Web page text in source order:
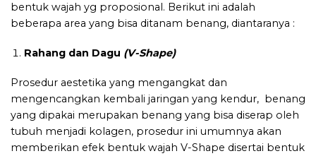
bentuk wajah yg proposional. Berikut ini adalah
beberapa area yang bisa ditanam benang, diantaranya :
Rahang dan Dagu (V-Shape)
Prosedur aestetika yang mengangkat dan
mengencangkan kembali jaringan yang kendur, benang
yang dipakai merupakan benang yang bisa diserap oleh
tubuh menjadi kolagen, prosedur ini umumnya akan
memberikan efek bentuk wajah V-Shape disertai bentuk